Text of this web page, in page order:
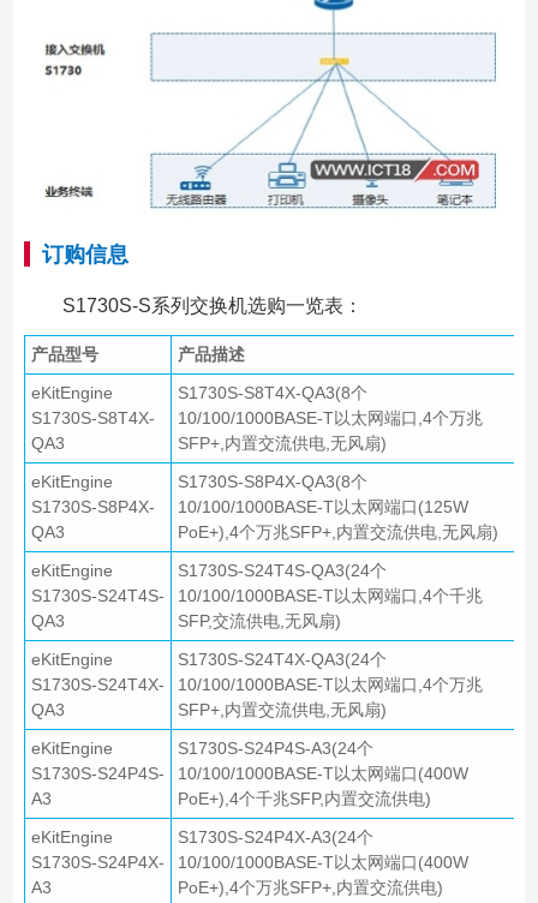
订购信息
S1730S-S系列交换机选购一览表：
产品型号
产品描述
eKitEngine
S1730S-S8T4X-
QA3
S1730S-S8T4X-QA3(8个
10/100/1000BASE-T以太网端口,4个万兆
SFP+,内置交流供电,无风扇)
eKitEngine
S1730S-S8P4X-
QA3
S1730S-S8P4X-QA3(8个
10/100/1000BASE-T以太网端口(125W
PoE+),4个万兆SFP+,内置交流供电,无风扇)
eKitEngine
S1730S-S24T4S-
QA3
S1730S-S24T4S-QA3(24个
10/100/1000BASE-T以太网端口,4个千兆
SFP,交流供电,无风扇)
eKitEngine
S1730S-S24T4X-
QA3
S1730S-S24T4X-QA3(24个
10/100/1000BASE-T以太网端口,4个万兆
SFP+,内置交流供电,无风扇)
eKitEngine
S1730S-S24P4S-
A3
S1730S-S24P4S-A3(24个
10/100/1000BASE-T以太网端口(400W
PoE+),4个千兆SFP,内置交流供电)
eKitEngine
S1730S-S24P4X-
A3
S1730S-S24P4X-A3(24个
10/100/1000BASE-T以太网端口(400W
PoE+),4个万兆SFP+,内置交流供电)